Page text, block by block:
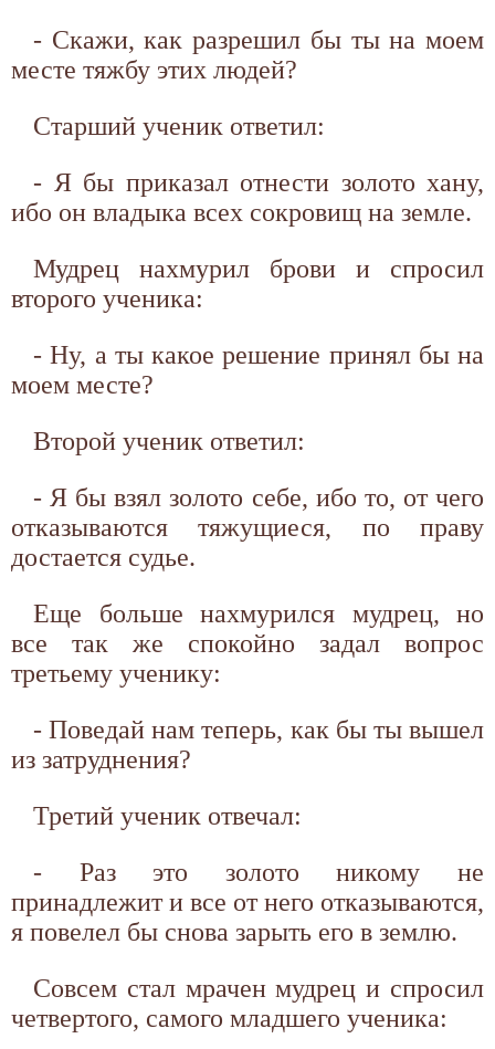
- Скажи, как разрешил бы ты на моем
месте тяжбу этих людей?
Старший ученик ответил:
- Я бы приказал отнести золото хану,
ибо он владыка всех сокровищ на земле.
Мудрец нахмурил брови и спросил
второго ученика:
- Ну, а ты какое решение принял бы на
моем месте?
Второй ученик ответил:
- Я бы взял золото себе, ибо то, от чего
отказываются тяжущиеся, по праву
достается судье.
Еще больше нахмурился мудрец, но
все так же спокойно задал вопрос
третьему ученику:
- Поведай нам теперь, как бы ты вышел
из затруднения?
Третий ученик отвечал:
- Раз это золото никому не
принадлежит и все от него отказываются,
я повелел бы снова зарыть его в землю.
Совсем стал мрачен мудрец и спросил
четвертого, самого младшего ученика: